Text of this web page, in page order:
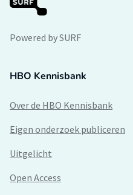
Powered by SURF
HBO Kennisbank
Over de HBO Kennisbank
Eigen onderzoek publiceren
Uitgelicht
Open Access